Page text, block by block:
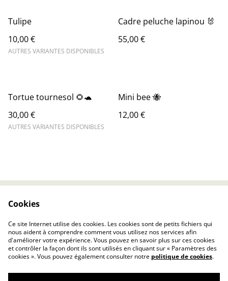
Tulipe
10,00 €
AUTRES VARIANTES DISPONIBLES
Cadre peluche lapinou 🐰
55,00 €
Tortue tournesol 🌻🐢
30,00 €
AUTRES VARIANTES DISPONIBLES
Mini bee 🐝
12,00 €
Privacy Policy
Cookie Policy
À propos
Cookies
Ce site Internet utilise des cookies. Les cookies sont de petits fichiers qui
nous aident à comprendre comment vous utilisez nos services afin
d'améliorer votre expérience. Vous pouvez en savoir plus sur ces cookies
et contrôler la façon dont ils sont utilisés en cliquant sur « Paramètres des
cookies ». Vous pouvez également consulter notre politique de cookies.